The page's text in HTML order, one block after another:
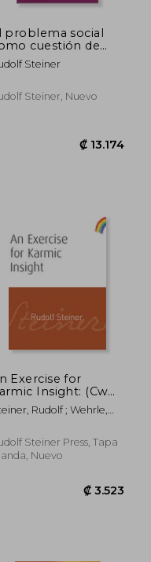
problema social
cuestión de
Steiner
Steiner, Nuevo
Exercise for
Insight: (Cw
(en Inglés)
Rudolf ; Wehrle,
Steiner Press, Tapa
Nuevo